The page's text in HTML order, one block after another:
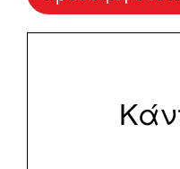
Butterfly
"